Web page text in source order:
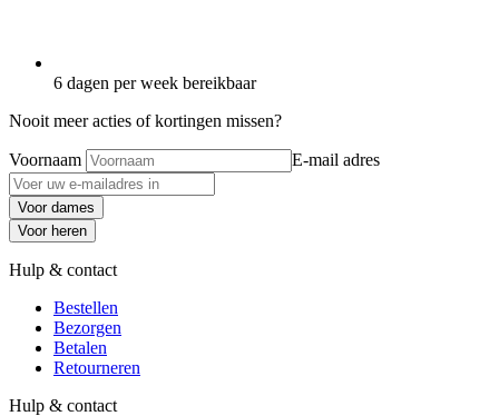
6 dagen per week bereikbaar
Nooit meer acties of kortingen missen?
Voornaam E-mail adres
Voor dames
Voor heren
Hulp & contact
Bestellen
Bezorgen
Betalen
Retourneren
Hulp & contact